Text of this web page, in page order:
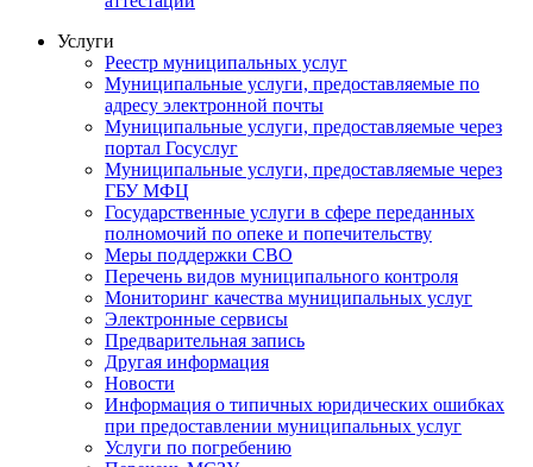
Услуги
Реестр муниципальных услуг
Муниципальные услуги, предоставляемые по
адресу электронной почты
Муниципальные услуги, предоставляемые через
портал Госуслуг
Муниципальные услуги, предоставляемые через
ГБУ МФЦ
Государственные услуги в сфере переданных
полномочий по опеке и попечительству
Меры поддержки СВО
Перечень видов муниципального контроля
Мониторинг качества муниципальных услуг
Электронные сервисы
Предварительная запись
Другая информация
Новости
Информация о типичных юридических ошибках
при предоставлении муниципальных услуг
Услуги по погребению